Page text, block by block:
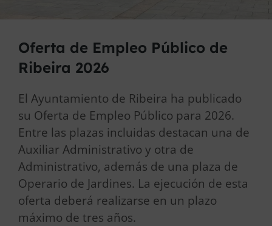
Oferta de Empleo Público de
Ribeira 2026
El Ayuntamiento de Ribeira ha publicado
su Oferta de Empleo Público para 2026.
Entre las plazas incluidas destacan una de
Auxiliar Administrativo y otra de
Administrativo, además de una plaza de
Operario de Jardines. La ejecución de esta
oferta deberá realizarse en un plazo
máximo de tres años.